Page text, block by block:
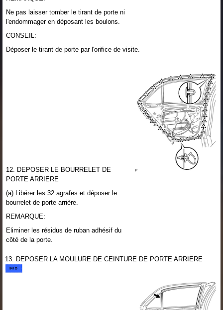
Ne pas laisser tomber le tirant de porte ni
l'endommager en déposant les boulons.
CONSEIL:
Déposer le tirant de porte par l'orifice de visite.
12. DEPOSER LE BOURRELET DE
PORTE ARRIERE
(a) Libérer les 32 agrafes et déposer le
bourrelet de porte arrière.
REMARQUE:
Eliminer les résidus de ruban adhésif du
côté de la porte.
13. DEPOSER LA MOULURE DE CEINTURE DE PORTE ARRIERE